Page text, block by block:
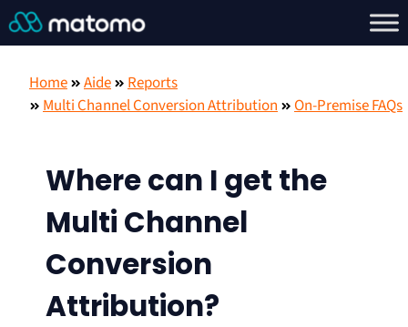
Home Aide
Reports
Multi Channel Conversion Attribution
On-Premise FAQs
Where can I get the
Multi Channel
Conversion
Attribution?